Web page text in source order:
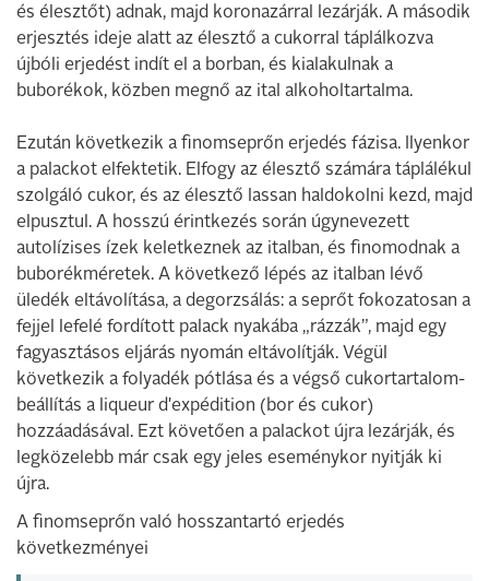
és élesztőt) adnak, majd koronazárral lezárják. A második
erjesztés ideje alatt az élesztő a cukorral táplálkozva
újbóli erjedést indít el a borban, és kialakulnak a
buborékok, közben megnő az ital alkoholtartalma.
Ezután következik a finomseprőn erjedés fázisa. Ilyenkor
a palackot elfektetik. Elfogy az élesztő számára táplálékul
szolgáló cukor, és az élesztő lassan haldokolni kezd, majd
elpusztul. A hosszú érintkezés során úgynevezett
autolízises ízek keletkeznek az italban, és finomodnak a
buborékméretek. A következő lépés az italban lévő
üledék eltávolítása, a degorzsálás: a seprőt fokozatosan a
fejjel lefelé fordított palack nyakába „rázzák”, majd egy
fagyasztásos eljárás nyomán eltávolítják. Végül
következik a folyadék pótlása és a végső cukortartalom-
beállítás a liqueur d'expédition (bor és cukor)
hozzáadásával. Ezt követően a palackot újra lezárják, és
legközelebb már csak egy jeles eseménykor nyitják ki
újra.
A finomseprőn való hosszantartó erjedés
következményei